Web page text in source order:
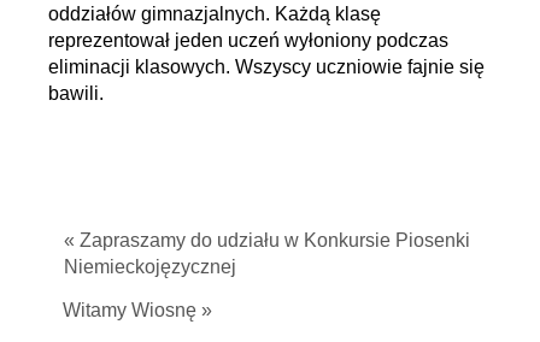
oddziałów gimnazjalnych. Każdą klasę
reprezentował jeden uczeń wyłoniony podczas
eliminacji klasowych. Wszyscy uczniowie fajnie się
bawili.
« Zapraszamy do udziału w Konkursie Piosenki
Niemieckojęzycznej
Witamy Wiosnę »